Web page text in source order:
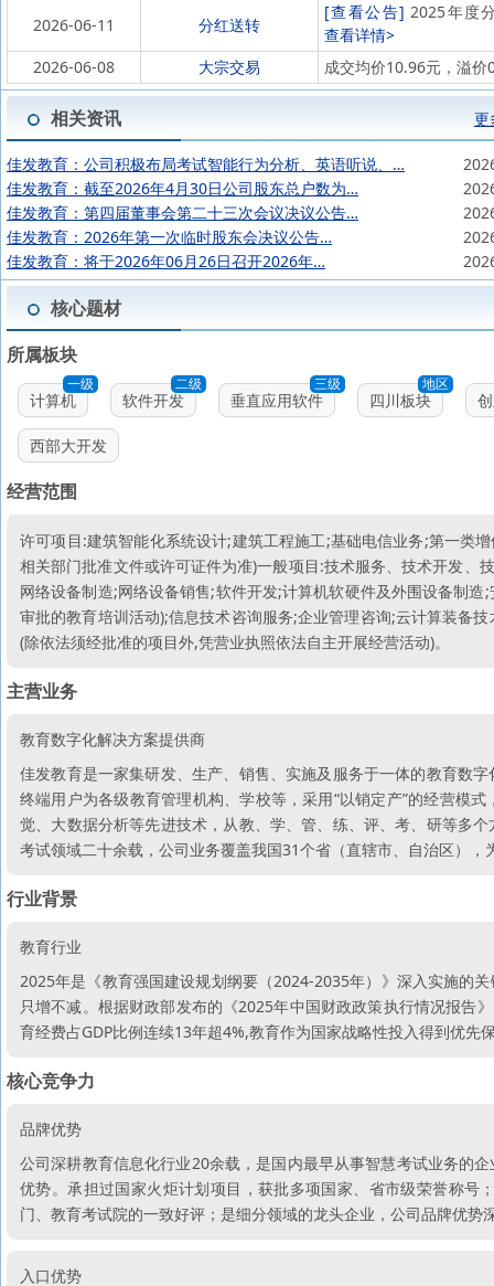
2026-06-11
分红送转
[查看公告] 2025年度
查看详情>
2026-06-08
大宗交易 成交均价10.96元，溢
相关资讯 更
佳发教育：公司积极布局考试智能行为分析、英语听说、…
佳发教育：截至2026年4月30日公司股东总户数为…
佳发教育：第四届董事会第二十三次会议决议公告…
佳发教育：2026年第一次临时股东会决议公告…
佳发教育：将于2026年06月26日召开2026年…
核心题材
所属板块
一级
计算机
二级
软件开发
三级
垂直应用软件
地区
四川板块
西部大开发
经营范围
许可项目:建筑智能化系统设计;建筑工程施工;基础电信业务;第一类
相关部门批准文件或许可证件为准)一般项目:技术服务、技术开发
网络设备制造;网络设备销售;软件开发;计算机软硬件及外围设备制
审批的教育培训活动);信息技术咨询服务;企业管理咨询;云计算装备
(除依法须经批准的项目外,凭营业执照依法自主开展经营活动)。
主营业务
教育数字化解决方案提供商
佳发教育是一家集研发、生产、销售、实施及服务于一体的教育数
终端用户为各级教育管理机构、学校等，采用“以销定产”的经营模
觉、大数据分析等先进技术，从教、学、管、练、评、考、研等多
考试领域二十余载，公司业务覆盖我国31个省（直辖市、自治区）
行业背景
教育行业
2025年是《教育强国建设规划纲要（2024-2035年）》深入实施的
只增不减。根据财政部发布的《2025年中国财政政策执行情况报告
育经费占GDP比例连续13年超4%,教育作为国家战略性投入得到优先
核心竞争力
品牌优势
公司深耕教育信息化行业20余载，是国内最早从事智慧考试业务的
优势。承担过国家火炬计划项目，获批多项国家、省市级荣誉称
门、教育考试院的一致好评；是细分领域的龙头企业，公司品牌优
入口优势